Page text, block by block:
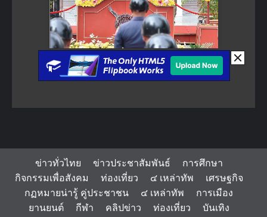
ข่าวทั่วไทย ข่าวประชาสัมพันธ์
การศึกษา
กิจกรรมเพื่อสังคม
ท่องเที่ยว ๔ เหล่าทัพ
เศรษฐกิจ
กฏหมายน่ารู้ คู่ประชาชน
๔ เหล่าทัพ
การเมือง
ยานยนต์
กีฬา คลิปข่าว ท่องเที่ยว บันเทิง